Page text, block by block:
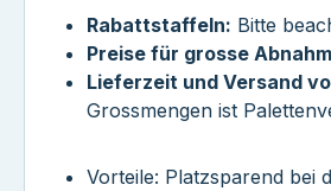
Rabattstaffeln: Bitte
Preise für grosse
Lieferzeit und Versand
Grossmengen ist
Vorteile: Platzsparend bei